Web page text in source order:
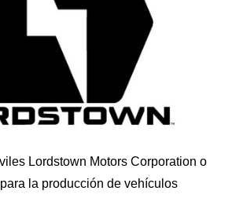
Lordstown Motors Corporation o
la producción de vehículos